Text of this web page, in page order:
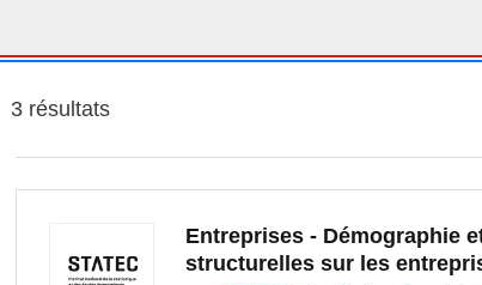
3 résultats
Entreprises - Démographie
structurelles sur les